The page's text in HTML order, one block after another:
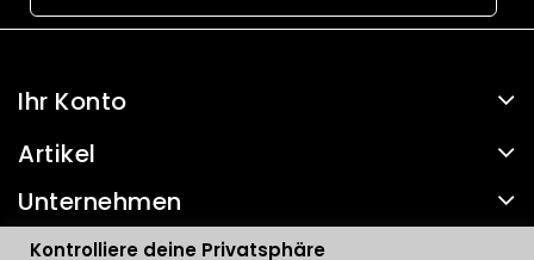
Ihr Konto
Artikel
Unternehmen
Kontakt
Kontrolliere deine Privatsphäre